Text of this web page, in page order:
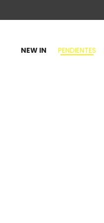
NEW IN PENDIENTES